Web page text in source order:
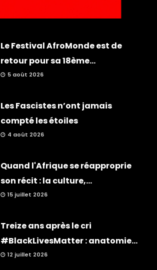
Le Festival AfroMonde est de
retour pour sa 18ème...
5 août 2026
Les Fascistes n’ont jamais
compté les étoiles
4 août 2026
Quand l'Afrique se réapproprie
son récit : la culture,...
15 juillet 2026
Treize ans après le cri
#BlackLivesMatter : anatomie...
12 juillet 2026